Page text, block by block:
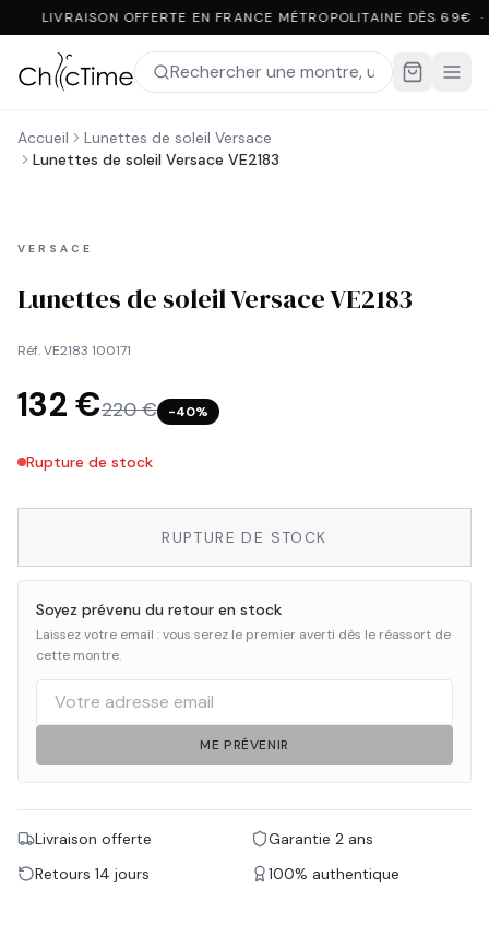
LIVRAISON OFFERTE EN FRANCE MÉTROPOLITAINE DÈS 69€
Accueil
Lunettes de soleil Versace
Lunettes de soleil Versace VE2183
VERSACE
Lunettes de soleil Versace VE2183
Réf.VE2183 100171
132 €220 € −40%
Rupture de stock
RUPTURE DE STOCK
Soyez prévenu du retour en stock
Laissez votre email : vous serez le premier averti dès le réassort de
cette montre.
ME PRÉVENIR
Livraison offerte
Garantie 2 ans
Retours 14 jours
100% authentique